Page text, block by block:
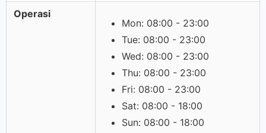
Operasi
Mon: 08:00 - 23:00
Tue: 08:00 - 23:00
Wed: 08:00 - 23:00
Thu: 08:00 - 23:00
Fri: 08:00 - 23:00
Sat: 08:00 - 18:00
Sun: 08:00 - 18:00